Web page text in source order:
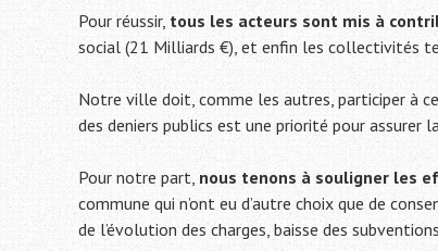
Pour réussir, tous les acteurs sont mis à
social (21 Milliards €), et enfin les collectivités
Notre ville doit, comme les autres, participer à
des deniers publics est une priorité pour
Pour notre part, nous tenons à souligner les
commune qui n’ont eu d’autre choix que de
de l’évolution des charges, baisse des